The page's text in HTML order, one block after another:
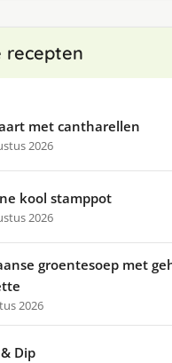
recepten
met cantharellen
2026
kool stamppot
2026
groentesoep met
2026
Dip